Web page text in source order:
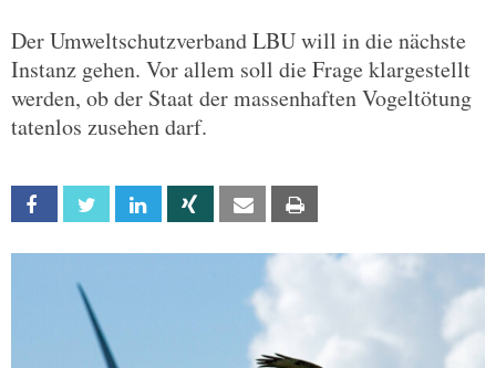
Der Umweltschutzverband LBU will in die nächste
Instanz gehen. Vor allem soll die Frage klargestellt
werden, ob der Staat der massenhaften Vogeltötung
tatenlos zusehen darf.
Facebook Twitter Linkedin Xing Email